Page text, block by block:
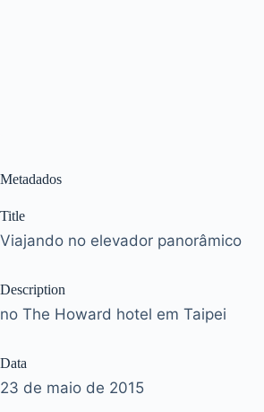
Metadados
Title
Viajando no elevador panorâmico
Description
no The Howard hotel em Taipei
Data
23 de maio de 2015